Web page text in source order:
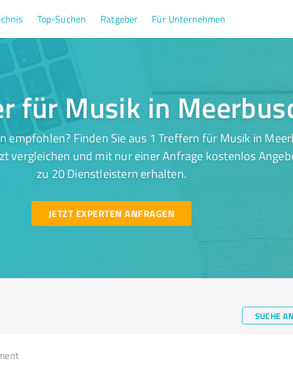
Top-Suchen Ratgeber Für Unternehmen
für Musik in
empfohlen? Finden Sie aus 1 Treffern für Musik in
vergleichen und mit nur einer Anfrage kostenlos
zu 20 Dienstleistern erhalten.
JETZT EXPERTEN ANFRAGEN
SUCHE